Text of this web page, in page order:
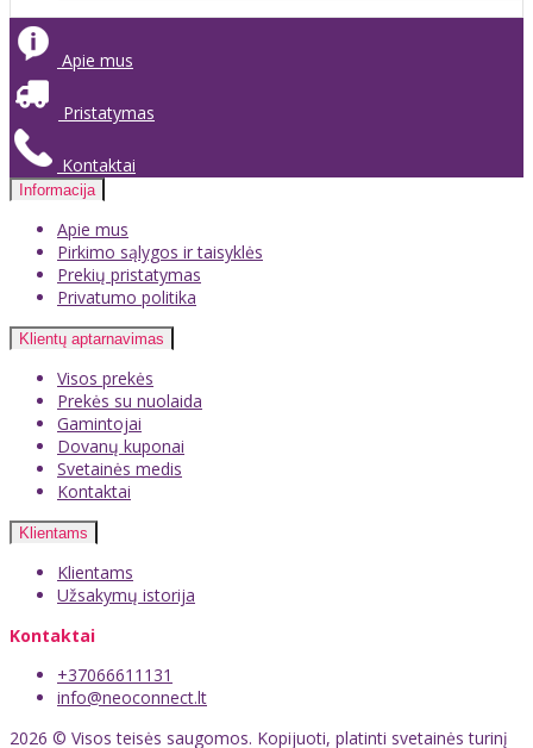
Apie mus
Pristatymas
Kontaktai
Informacija
Apie mus
Pirkimo sąlygos ir taisyklės
Prekių pristatymas
Privatumo politika
Klientų aptarnavimas
Visos prekės
Prekės su nuolaida
Gamintojai
Dovanų kuponai
Svetainės medis
Kontaktai
Klientams
Klientams
Užsakymų istorija
Kontaktai
+37066611131
info@neoconnect.lt
2026 © Visos teisės saugomos. Kopijuoti, platinti svetainės turinį